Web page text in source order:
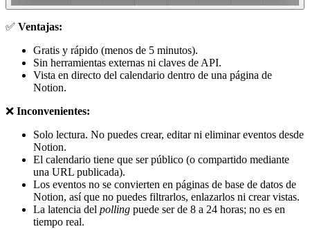
✅ Ventajas:
Gratis y rápido (menos de 5 minutos).
Sin herramientas externas ni claves de API.
Vista en directo del calendario dentro de una página de
Notion.
❌ Inconvenientes:
Solo lectura. No puedes crear, editar ni eliminar eventos desde
Notion.
El calendario tiene que ser público (o compartido mediante
una URL publicada).
Los eventos no se convierten en páginas de base de datos de
Notion, así que no puedes filtrarlos, enlazarlos ni crear vistas.
La latencia del polling puede ser de 8 a 24 horas; no es en
tiempo real.